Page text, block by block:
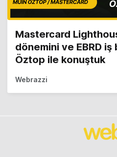
Mastercard
dönemini ve EBRD
Öztop ile konuştuk
Webrazzi